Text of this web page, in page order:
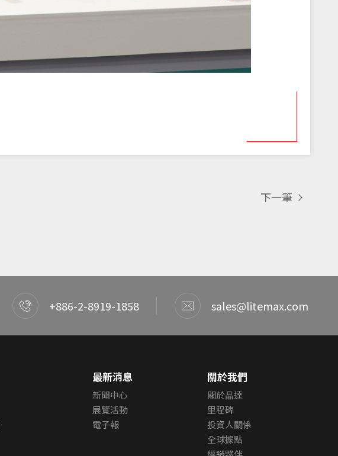
下一筆
+886-2-8919-1858 sales@litemax.com
最新消息
新聞中心
展覽活動
電子報
關於我們
關於晶達
里程碑
投資人關係
全球據點